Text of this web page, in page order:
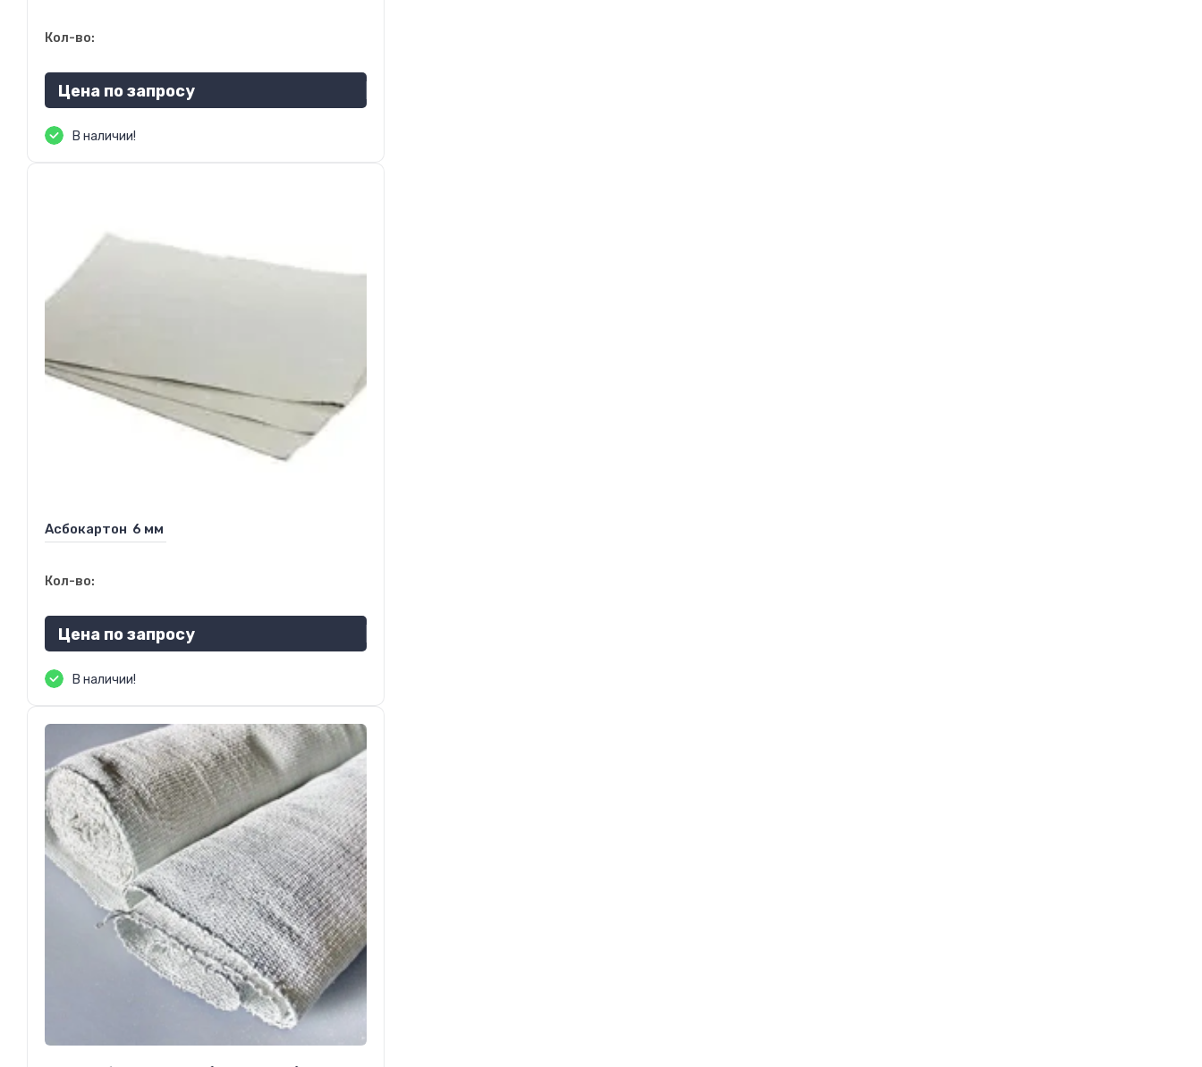
Кол-во:
Цена по запросу
В наличии!
Асбокартон 6 мм
Кол-во:
Цена по запросу
В наличии!